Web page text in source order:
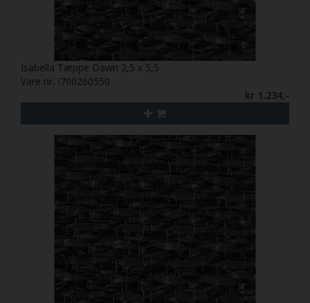
Isabella Tæppe Dawn 2,5 x 5,5
Vare nr. I700260550
kr 1.234,-